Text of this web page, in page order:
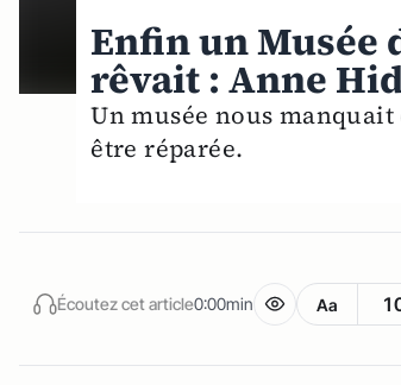
Enfin un Musée
rêvait : Anne
Un musée nous
être réparée.
Écoutez cet article0:00min Aa